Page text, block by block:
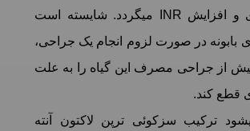
زمان خونریزی و افزایش INR میگردد. شایسته است
در صورت لزوم انجام یک جراحی،
۷ روز پیش از جراحی مصرف این گیاه را به علت
قطع کند.
ترکیب سزکوئی ترپن لاکتون آنته